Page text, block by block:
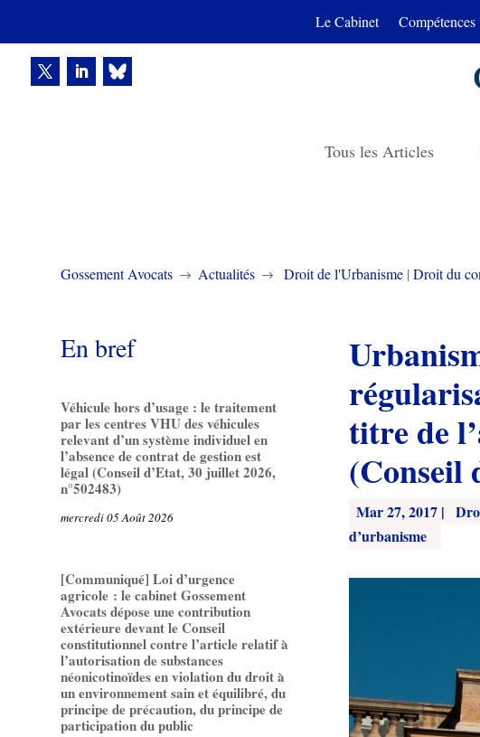
Le Cabinet Compétences
Tous les Articles
Gossement Avocats $ Actualités $ Droit de l'Urbanisme |Droit du
En bref
Véhicule hors d’usage : le traitement
par les centres VHU des véhicules
relevant d’un système individuel en
l’absence de contrat de gestion est
légal (Conseil d’Etat, 30 juillet 2026,
n°502483)
mercredi 05 Août 2026
[Communiqué] Loi d’urgence
agricole : le cabinet Gossement
Avocats dépose une contribution
extérieure devant le Conseil
constitutionnel contre l’article relatif à
l’autorisation de substances
néonicotinoïdes en violation du droit à
un environnement sain et équilibré, du
principe de précaution, du principe de
participation du public
titre de
(Conseil
Mar 27, 2017 |
d’urbanisme